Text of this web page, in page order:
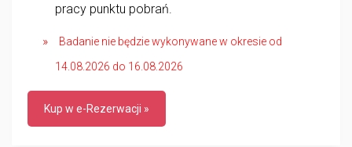
pracy punktu pobrań.
Badanie nie będzie wykonywane w okresie od
14.08.2026 do 16.08.2026
Kup w e-Rezerwacji »